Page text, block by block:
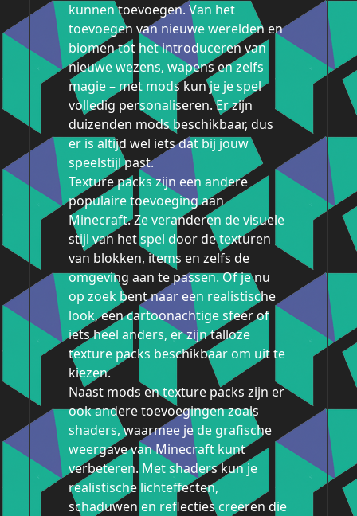
kunnen toevoegen. Van het
toevoegen van nieuwe werelden en
biomen tot het introduceren van
nieuwe wezens, wapens en zelfs
magie – met mods kun je je spel
volledig personaliseren. Er zijn
duizenden mods beschikbaar, dus
er is altijd wel iets dat bij jouw
speelstijl past.
Texture packs zijn een andere
populaire toevoeging aan
Minecraft. Ze veranderen de visuele
stijl van het spel door de texturen
van blokken, items en zelfs de
omgeving aan te passen. Of je nu
op zoek bent naar een realistische
look, een cartoonachtige sfeer of
iets heel anders, er zijn talloze
texture packs beschikbaar om uit te
kiezen.
Naast mods en texture packs zijn er
ook andere toevoegingen zoals
shaders, waarmee je de grafische
weergave van Minecraft kunt
verbeteren. Met shaders kun je
realistische lichteffecten,
schaduwen en reflecties creëren die